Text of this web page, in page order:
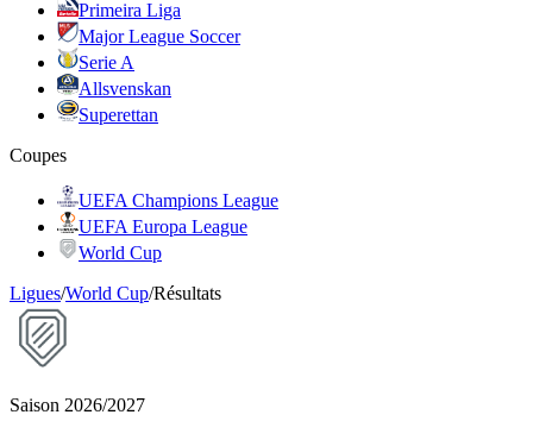
Primeira Liga
Major League Soccer
Serie A
Allsvenskan
Superettan
Coupes
UEFA Champions League
UEFA Europa League
World Cup
Ligues/World Cup/Résultats
Saison 2026/2027